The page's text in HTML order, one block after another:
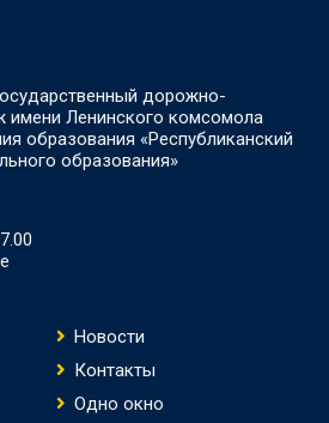
дорожно-
имени Ленинского комсомола
образования «Республиканский
образования»
Новости
Контакты
Одно окно